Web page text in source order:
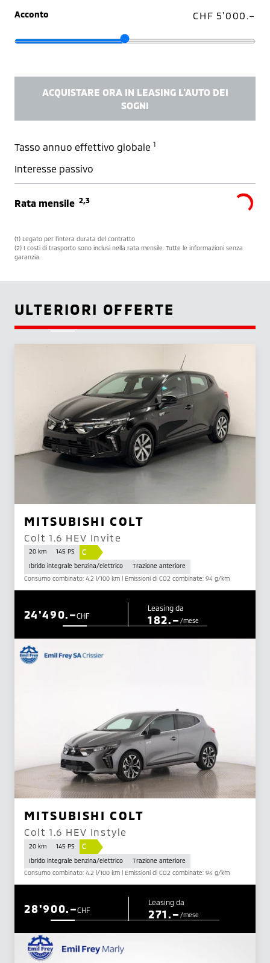
Acconto CHF 5'000.–
ACQUISTARE ORA IN LEASING L'AUTO DEI
SOGNI
Tasso annuo effettivo globale 1
Interesse passivo
Rata mensile 2,3
(1) Legato per l’intera durata del contratto
(2) I costi di trasporto sono inclusi nella rata mensile. Tutte le informazioni senza
garanzia.
ULTERIORI OFFERTE
MITSUBISHI COLT
Colt 1.6 HEV Invite
20 km 145 PS C
Ibrido integrale benzina/elettrico
Trazione anteriore
Consumo combinato: 4.2 l/100 km | Emissioni di CO2 combinate: 94 g/km
CHF
24'490.– Leasing da
182.– /mese
MITSUBISHI COLT
Colt 1.6 HEV Instyle
20 km 145 PS C
Ibrido integrale benzina/elettrico
Trazione anteriore
Consumo combinato: 4.2 l/100 km | Emissioni di CO2 combinate: 94 g/km
CHF
28'900.– Leasing da
271.– /mese